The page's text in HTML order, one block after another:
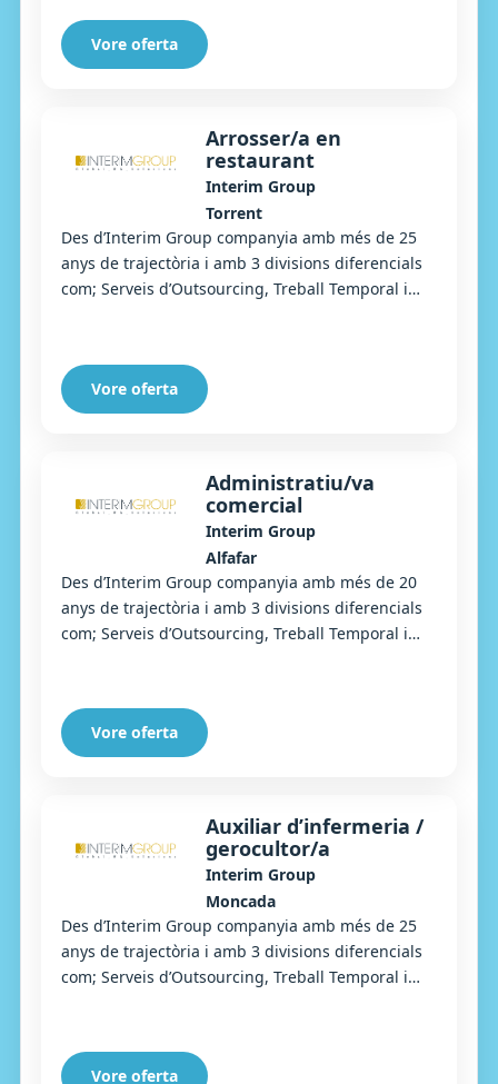
Vore oferta
Arrosser/a en
restaurant
Interim Group
Torrent
Des d’Interim Group companyia amb més de 25
anys de trajectòria i amb 3 divisions diferencials
com; Serveis d’Outsourcing, Treball Temporal i
Vore oferta
Administratiu/va
comercial
Interim Group
Alfafar
Des d’Interim Group companyia amb més de 20
anys de trajectòria i amb 3 divisions diferencials
com; Serveis d’Outsourcing, Treball Temporal i
Vore oferta
Auxiliar d’infermeria /
gerocultor/a
Interim Group
Moncada
Des d’Interim Group companyia amb més de 25
anys de trajectòria i amb 3 divisions diferencials
com; Serveis d’Outsourcing, Treball Temporal i
Vore oferta